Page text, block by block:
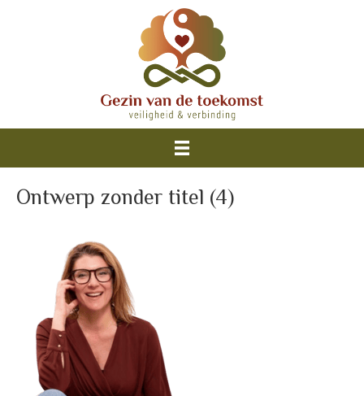
Ontwerp zonder titel (4)